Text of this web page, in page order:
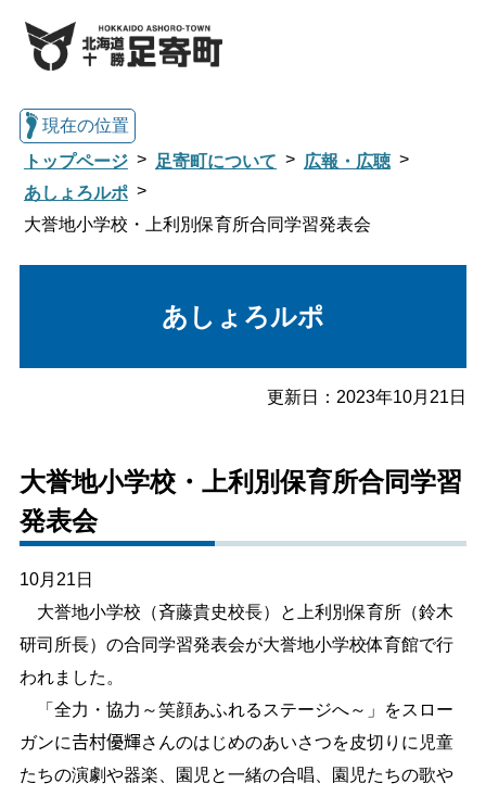
総合トップへ戻る
くらし・行政情報トップ
暮らし・手続き
しごと・産業
文字サイズ
標準 拡大
色合い
白 黒 黄 青
現在の位置
トップページ
足寄町について
広報・広聴
あしょろルポ
大誉地小学校・上利別保育所合同学習発表会
あしょろルポ
更新日： 2023年10月21日
大誉地小学校・上利別保育所合同学習
発表会
10月21日
大誉地小学校（斉藤貴史校長）と上利別保育所（鈴木
研司所長）の合同学習発表会が大誉地小学校体育館で行
われました。
「全力・協力～笑顔あふれるステージへ～」をスロー
ガンに𠮷村優輝さんのはじめのあいさつを皮切りに児童
たちの演劇や器楽、園児と一緒の合唱、園児たちの歌や